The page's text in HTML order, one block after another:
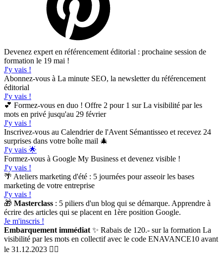
Devenez expert en référencement éditorial : prochaine session de
formation le 19 mai !
J'y vais !
Abonnez-vous à La minute SEO, la newsletter du référencement
éditorial
J'y vais !
💕 Formez-vous en duo ! Offre 2 pour 1 sur La visibilité par les
mots en privé jusqu'au 29 février
J'y vais !
Inscrivez-vous au Calendrier de l'Avent Sémantisseo et recevez 24
surprises dans votre boîte mail 🎄
J'y vais 🌟
Formez-vous à Google My Business et devenez visible !
J'y vais !
🌴 Ateliers marketing d'été : 5 journées pour asseoir les bases
marketing de votre entreprise
J'y vais !
🎁 Masterclass : 5 piliers d'un blog qui se démarque. Apprendre à
écrire des articles qui se placent en 1ère position Google.
Je m'inscris !
Embarquement immédiat ✨ Rabais de 120.- sur la formation La
visibilité par les mots en collectif avec le code ENAVANCE10 avant
le 31.12.2023 👉🏻